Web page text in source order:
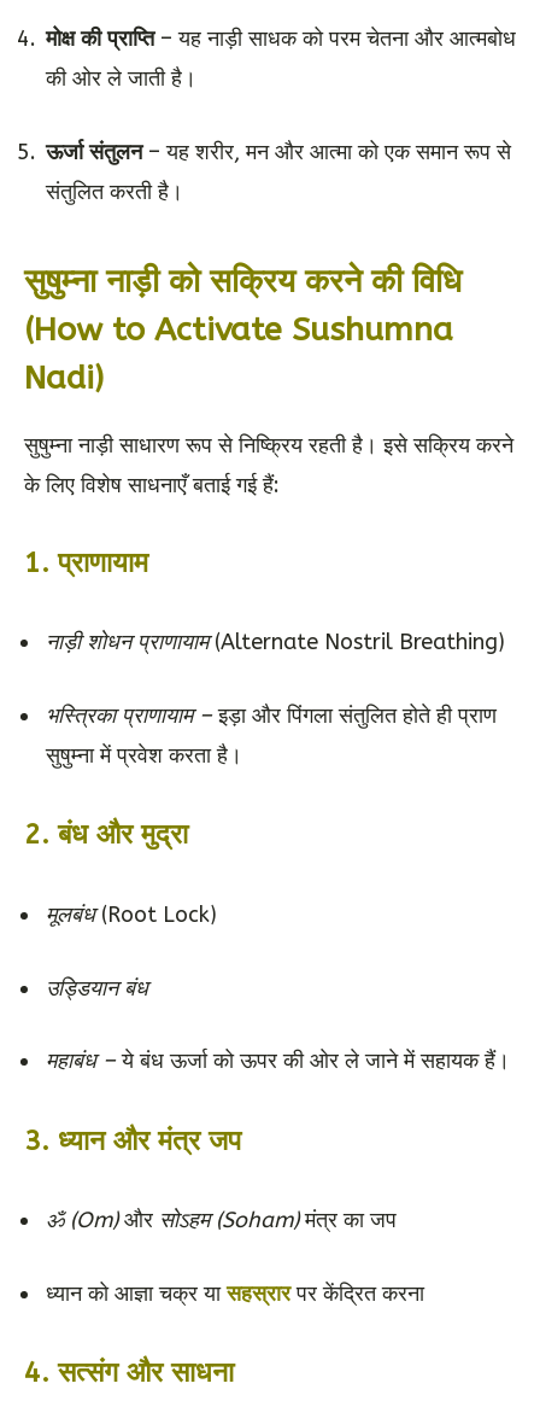
मोक्ष की प्राप्ति– यह नाड़ी साधक को परम चेतना और आत्मबोध
की ओर ले जाती है।
ऊर्जा संतुलन– यह शरीर, मन और आत्मा को एक समान रूप से
संतुलित करती है।
सुषुम्ना नाड़ी को सक्रिय करने की विधि
(How to Activate Sushumna
Nadi)
सुषुम्ना नाड़ी साधारण रूप से निष्क्रिय रहती है। इसे सक्रिय करने
के लिए विशेष साधनाएँ बताई गई हैं:
1.प्राणायाम
नाड़ी शोधन प्राणायाम(Alternate Nostril Breathing)
भस्त्रिका प्राणायाम –इड़ा और पिंगला संतुलित होते ही प्राण
सुषुम्ना में प्रवेश करता है।
2.बंध और मुद्रा
मूलबंध(Root Lock)
उड्डियान बंध
महाबंध –ये बंध ऊर्जा को ऊपर की ओर ले जाने में सहायक हैं।
3. ध्यान और मंत्र जप
ॐ (Om)और सोऽहम (Soham)मंत्र का जप
ध्यान को आज्ञा चक्र यासहस्रारपर केंद्रित करना
4.सत्संग और साधना